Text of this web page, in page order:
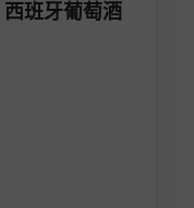
班牙葡萄酒